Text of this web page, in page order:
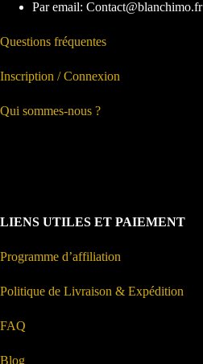
Par email: Contact@blanchimo.fr
Questions fréquentes
Inscription / Connexion
Qui sommes-nous ?
LIENS UTILES ET PAIEMENT
Programme d’affiliation
Politique de Livraison & Expédition
FAQ
Blog